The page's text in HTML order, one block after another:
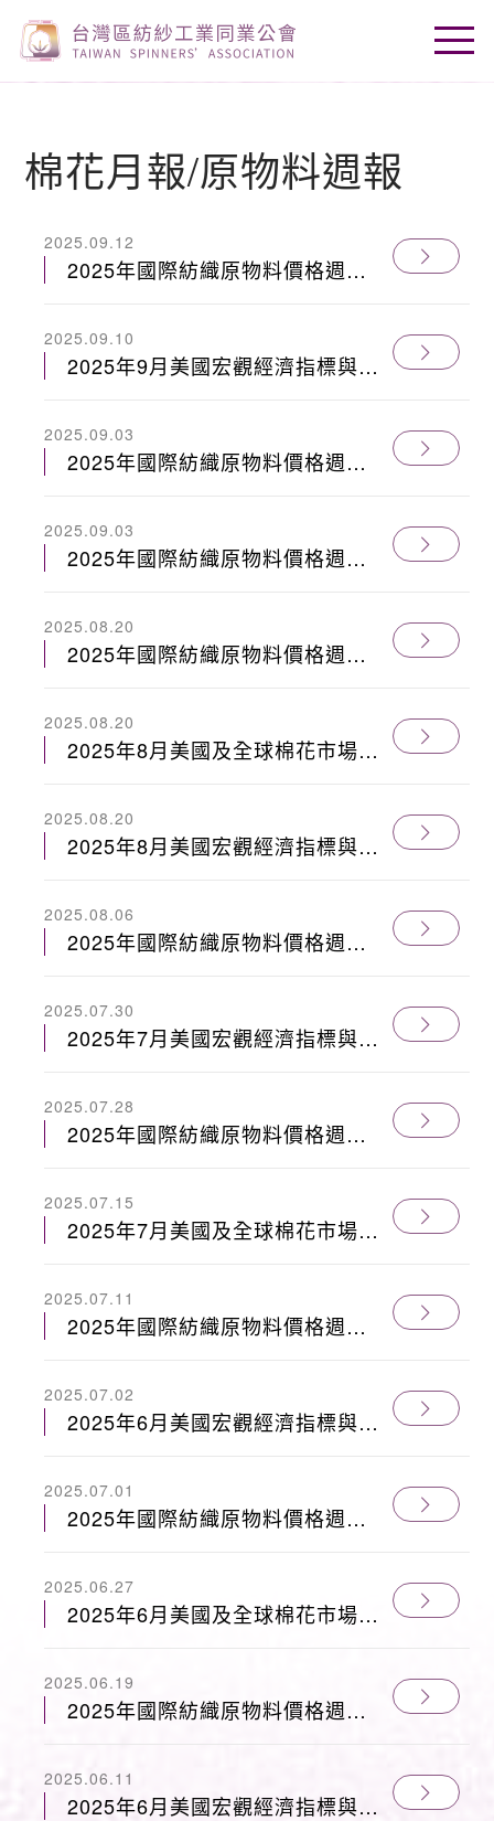
棉花月報/原物料週報
2025.09.12
2025年國際紡織原物料價格週報
2025.09.10
2025年9月美國宏觀經濟指標與棉
2025.09.03
2025年國際紡織原物料價格週報
2025.09.03
2025年國際紡織原物料價格週報
2025.08.20
2025年國際紡織原物料價格週報
2025.08.20
2025年8月美國及全球棉花市場經
2025.08.20
2025年8月美國宏觀經濟指標與棉
2025.08.06
2025年國際紡織原物料價格週報
2025.07.30
2025年7月美國宏觀經濟指標與棉
2025.07.28
2025年國際紡織原物料價格週報
2025.07.15
2025年7月美國及全球棉花市場經
2025.07.11
2025年國際紡織原物料價格週報
2025.07.02
2025年6月美國宏觀經濟指標與棉
2025.07.01
2025年國際紡織原物料價格週報
2025.06.27
2025年6月美國及全球棉花市場經
2025.06.19
2025年國際紡織原物料價格週報
2025.06.11
2025年6月美國宏觀經濟指標與棉